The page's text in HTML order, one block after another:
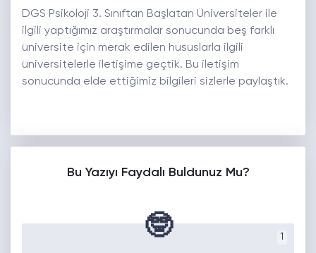
DGS Psikoloji 3. Sınıftan Başlatan Üniversiteler ile
ilgili yaptığımız araştırmalar sonucunda beş farklı
üniversite için merak edilen hususlarla ilgili
üniversitelerle iletişime geçtik. Bu iletişim
sonucunda elde ettiğimiz bilgileri sizlerle paylaştık.
Bu Yazıyı Faydalı Buldunuz Mu?
🤓